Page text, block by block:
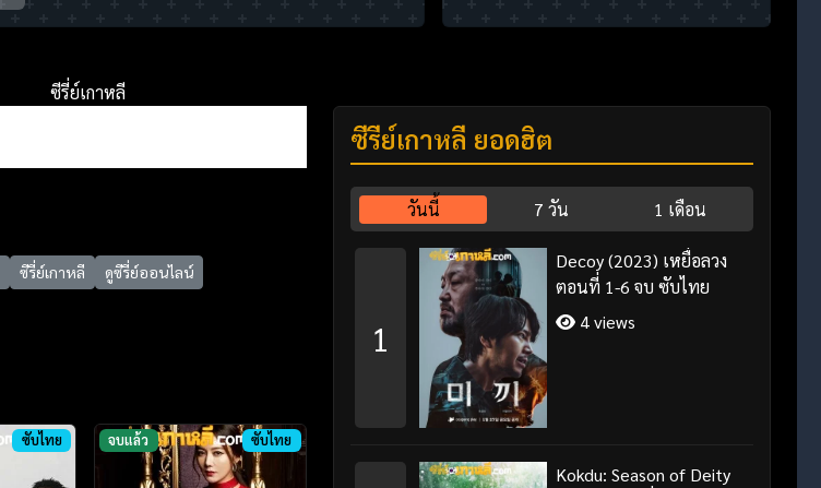
ซีรี่ย์เกาหลี
ซีรี่ย์เกาหลี
ดูซีรี่ย์ออนไลน์
ซับไทย จบแล้ว ซับไทย
ซีรี่ย์เกาหลี ยอดฮิต
วันนี้ 7 วัน 1 เดือน
1
Decoy (2023) เหยื่อลวง
ตอนที่ 1-6 จบ ซับไทย
4 views
Kokdu: Season of Deity